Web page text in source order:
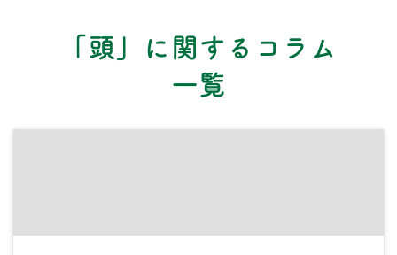
「頭」に関するコラム
一覧